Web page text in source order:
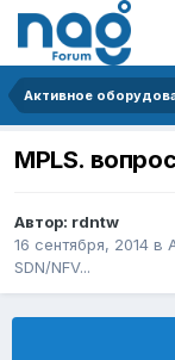
MPLS.
Автор: rdntw
16 сентября, 2014 в
SDN/NFV...